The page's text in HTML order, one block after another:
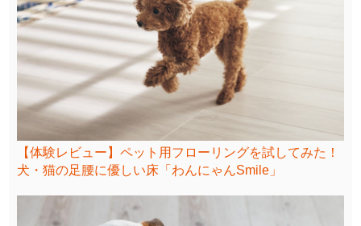
【体験レビュー】ペット用フローリングを試してみた！
犬・猫の足腰に優しい床「わんにゃんSmile」